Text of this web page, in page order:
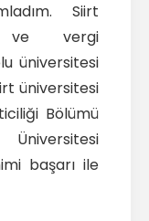
Siirt
ve vergi
üniversitesi
üniversitesi
Bölümü
başarı ile